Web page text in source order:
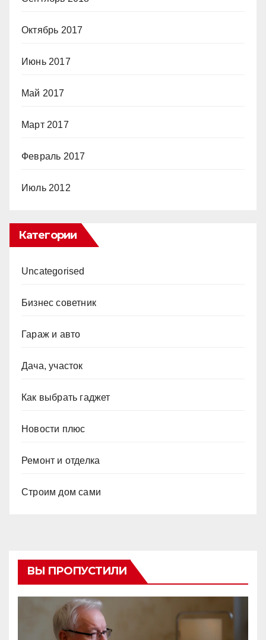
Октябрь 2017
Июнь 2017
Май 2017
Март 2017
Февраль 2017
Июль 2012
Категории
Uncategorised
Бизнес советник
Гараж и авто
Дача, участок
Как выбрать гаджет
Новости плюс
Ремонт и отделка
Строим дом сами
ВЫ ПРОПУСТИЛИ